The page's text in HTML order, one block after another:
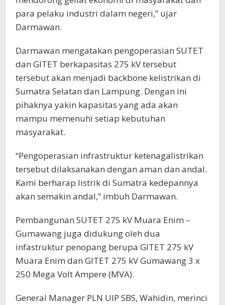
para pelaku industri dalam negeri,” ujar
Darmawan.
Darmawan mengatakan pengoperasian SUTET
dan GITET berkapasitas 275 kV tersebut
tersebut akan menjadi backbone kelistrikan di
Sumatra Selatan dan Lampung. Dengan ini
pihaknya yakin kapasitas yang ada akan
mampu memenuhi setiap kebutuhan
masyarakat.
“Pengoperasian infrastruktur ketenagalistrikan
tersebut dilaksanakan dengan aman dan andal.
Kami berharap listrik di Sumatra kedepannya
akan semakin andal,” imbuh Darmawan.
Pembangunan SUTET 275 kV Muara Enim –
Gumawang juga didukung oleh dua
infastruktur penopang berupa GITET 275 kV
Muara Enim dan GITET 275 kV Gumawang 3 x
250 Mega Volt Ampere (MVA).
General Manager PLN UIP SBS, Wahidin, merinci